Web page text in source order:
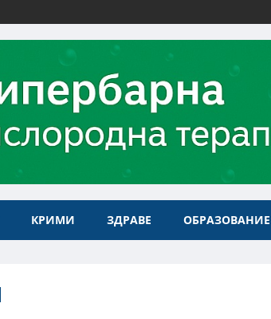
КРИМИ ЗДРАВЕ ОБРАЗОВАНИЕ